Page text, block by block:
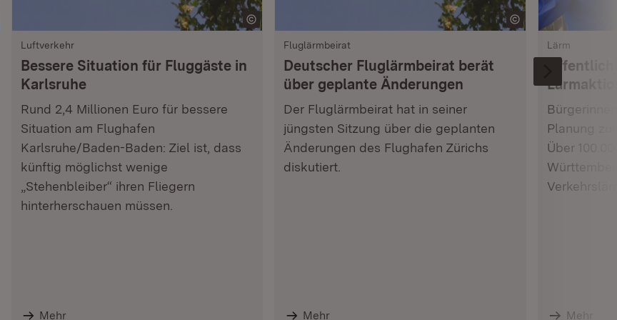
Luftverkehr
Bessere Situation für Fluggäste in
Karlsruhe
Rund 2,4 Millionen Euro für bessere
Situation am Flughafen
Karlsruhe/Baden-Baden: Ziel ist, dass
künftig möglichst wenige
„Stehenbleiber“ ihren Fliegern
hinterherschauen müssen.
Mehr
Fluglärmbeirat
Deutscher Fluglärmbeirat berät
über geplante Änderungen
Der Fluglärmbeirat hat in seiner
jüngsten Sitzung über die geplanten
Änderungen des Flughafen Zürichs
diskutiert.
Mehr
Lärm
Planung
Über
Mehr